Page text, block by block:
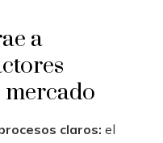
a
claros: el